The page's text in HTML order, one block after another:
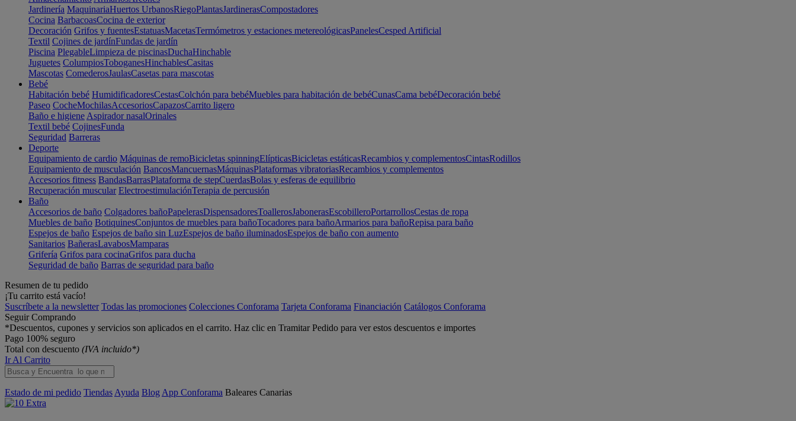
Jardinería MaquinariaHuertos UrbanosRiegoPlantasJardinerasCompostadores
Cocina BarbacoasCocina de exterior
Decoración Grifos y fuentesEstatuasMacetasTermómetros y estaciones metereológicasPanelesCesped Artificial
Textil Cojines de jardínFundas de jardín
Piscina PlegableLimpieza de piscinasDuchaHinchable
Juguetes ColumpiosToboganesHinchablesCasitas
Mascotas ComederosJaulasCasetas para mascotas
Bebé
Habitación bebé HumidificadoresCestasColchón para bebéMuebles para habitación de bebéCunasCama bebéDecoración bebé
Paseo CocheMochilasAccesoriosCapazosCarrito ligero
Baño e higiene Aspirador nasalOrinales
Textil bebé CojinesFunda
Seguridad Barreras
Deporte
Equipamiento de cardio Máquinas de remoBicicletas spinningElípticasBicicletas estáticasRecambios y complementosCintasRodillos
Equipamiento de musculación BancosMancuernasMáquinasPlataformas vibratoriasRecambios y complementos
Accesorios fitness BandasBarrasPlataforma de stepCuerdasBolas y esferas de equilibrio
Recuperación muscular ElectroestimulaciónTerapia de percusión
Baño
Accesorios de baño Colgadores bañoPapelerasDispensadoresToallerosJabonerasEscobilleroPortarrollosCestas de ropa
Muebles de baño BotiquinesConjuntos de muebles para bañoTocadores para bañoArmarios para bañoRepisa para baño
Espejos de baño Espejos de baño sin LuzEspejos de baño iluminadosEspejos de baño con aumento
Sanitarios BañerasLavabosMamparas
Grifería Grifos para cocinaGrifos para ducha
Seguridad de baño Barras de seguridad para baño
Resumen de tu pedido
¡Tu carrito está vacío!
Suscríbete a la newsletter Todas las promociones Colecciones Conforama Tarjeta Conforama Financiación Catálogos Conforama
Seguir Comprando
*Descuentos, cupones y servicios son aplicados en el carrito. Haz clic en Tramitar Pedido para ver estos descuentos e importes
Pago 100% seguro
Total con descuento (IVA incluido*)
Ir Al Carrito
Estado de mi pedido Tiendas Ayuda Blog App Conforama Baleares Canarias